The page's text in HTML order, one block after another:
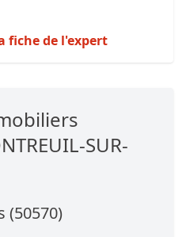
fiche de l'expert
SUR-
(50570)